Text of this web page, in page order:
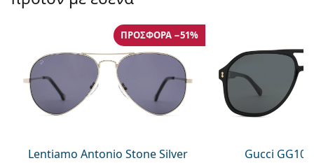
Persol
Όλες οι μάρκες
Lentiamo Antonio Stone Silver
ΠΡΟΣΦΟΡΆ −51%
Gucci